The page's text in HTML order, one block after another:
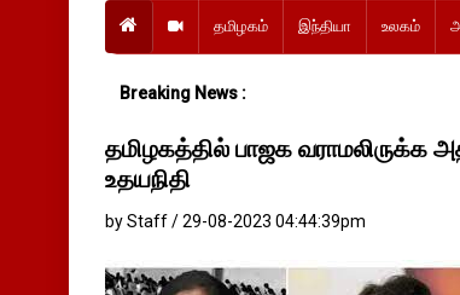
தமிழகம் இந்தியா உலகம்
Breaking News :
தமிழகத்தில் பாஜக வராமலிருக்க
உதயநிதி
by Staff / 29-08-2023 04:44:39pm